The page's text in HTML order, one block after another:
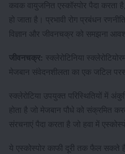
कवक वायुजनित एस्कॉस्पोर पैदा
हो जाता है। प्रभावी रोग प्रबंधन
विज्ञान और जीवनचक्र को समझना
जीवनचक्र:
स्क्लेरोटिनिया
मेजबान संवेदनशीलता का एक जटिल
स्क्लेरोटिया उपयुक्त परिस्थितियों में
होता है जो मेजबान पौधे को संक्रमित
संरचनाएं पैदा करता है जो हवा में
ये एस्कोस्पोर काफी दूरी तक फैल सकते